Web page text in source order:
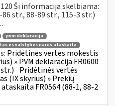
Ši informacija skelbiama:
str., 88-89 str., 115-3 str.)
pvm deklaracija
es valstybes nares ataskaita
Pridėtinės vertės mokestis
» PVM deklaracija FR0600
Pridėtinės vertės
(IX skyrius) » Prekių
FR0564 (88-1, 88-2